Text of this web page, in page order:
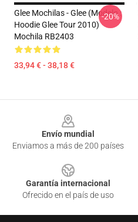
Glee Mochilas - Glee (modelo :
Hoodie Glee Tour 2010)
Mochila RB2403
33,94 € - 38,18 €
-20%
Envío mundial
Enviamos a más de 200 países
Garantía internacional
Ofrecido en el país de uso